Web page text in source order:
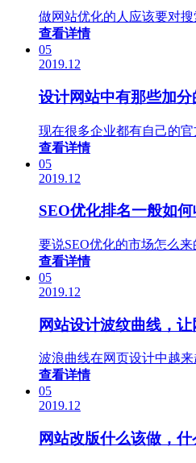
做网站优化的人应该要对
查看详情
05
2019.12
设计网站中有那些加分
现在很多企业都有自己的
查看详情
05
2019.12
SEO优化排名一般如
要说SEO优化的市场怎么
查看详情
05
2019.12
网站设计波纹曲线，
波浪曲线在网页设计中越
查看详情
05
2019.12
网站改版什么该做，什